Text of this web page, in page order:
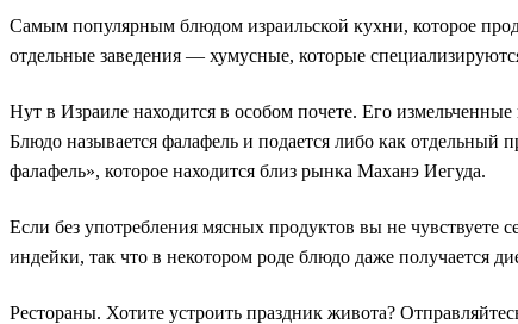
Самым популярным блюдом израильской кухни, которое
отдельные заведения — хумусные, которые
Нут в Израиле находится в особом почете. Его
Блюдо называется фалафель и подается либо как отдельный
фалафель», которое находится близ рынка Маханэ Иегуда.
Если без употребления мясных продуктов вы не чувствуете
индейки, так что в некотором роде блюдо даже получается
Рестораны. Хотите устроить праздник живота?